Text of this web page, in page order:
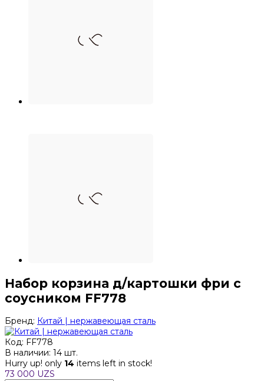
Набор корзина д/картошки фри с
соусником FF778
Бренд: Китай | нержавеющая сталь
Код: FF778
В наличии: 14 шт.
Hurry up! only 14 items left in stock!
73 000 UZS